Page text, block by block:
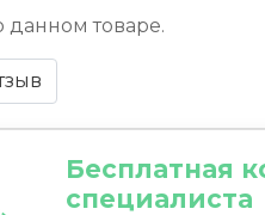
данном товаре.
Бесплатная
специалиста